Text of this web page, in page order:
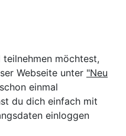
möchtest,
Webseite unter "Neu
einmal
du dich einfach mit
einloggen